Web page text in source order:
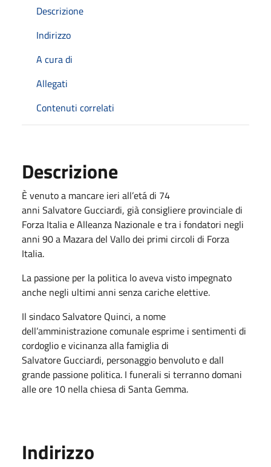
Descrizione
Indirizzo
A cura di
Allegati
Contenuti correlati
Descrizione
È venuto a mancare ieri all’etá di 74
anni Salvatore Gucciardi, già consigliere provinciale di
Forza Italia e Alleanza Nazionale e tra i fondatori negli
anni 90 a Mazara del Vallo dei primi circoli di Forza
Italia.
La passione per la politica lo aveva visto impegnato
anche negli ultimi anni senza cariche elettive.
Il sindaco Salvatore Quinci, a nome
dell’amministrazione comunale esprime i sentimenti di
cordoglio e vicinanza alla famiglia di
Salvatore Gucciardi, personaggio benvoluto e dall
grande passione politica. I funerali si terranno domani
alle ore 10 nella chiesa di Santa Gemma.
Indirizzo